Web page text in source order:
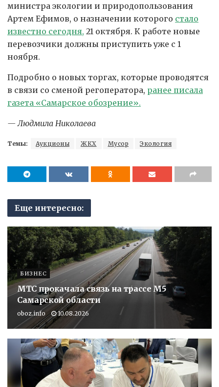
министра экологии и природопользования
Артем Ефимов, о назначении которого стало
известно сегодня, 21 октября. К работе новые
перевозчики должны приступить уже с 1
ноября.
Подробно о новых торгах, которые проводятся
в связи со сменой регоператора, ранее писала
газета «Самарское обозрение».
— Людмила Николаева
Темы: Аукционы ЖКХ Мусор Экология
Еще интересно:
БИЗНЕС
МТС прокачала связь на трассе М5
Самарской области
oboz.info 10.08.2026